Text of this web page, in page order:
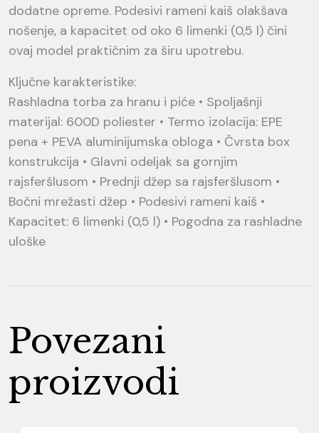
dodatne opreme. Podesivi rameni kaiš olakšava
nošenje, a kapacitet od oko 6 limenki (0,5 l) čini
ovaj model praktičnim za širu upotrebu.
Ključne karakteristike:
Rashladna torba za hranu i piće • Spoljašnji
materijal: 600D poliester • Termo izolacija: EPE
pena + PEVA aluminijumska obloga • Čvrsta box
konstrukcija • Glavni odeljak sa gornjim
rajsferšlusom • Prednji džep sa rajsferšlusom •
Bočni mrežasti džep • Podesivi rameni kaiš •
Kapacitet: 6 limenki (0,5 l) • Pogodna za rashladne
uloške
Povezani
proizvodi